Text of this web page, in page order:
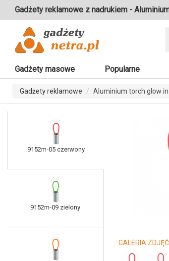
Gadżety reklamowe z nadrukiem -
Gadżety masowe Popularne
Gadżety reklamowe Aluminium torch glow
9152m-05 czerwony
9152m-09 zielony
GALERIA